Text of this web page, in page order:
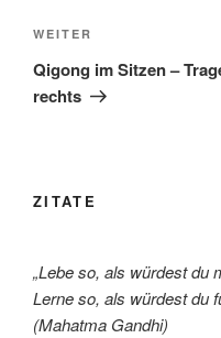
Nächster
Beitrag
WEITER
Qigong im Sitzen –
rechts
ZITATE
„Lebe so, als würdest du
Lerne so, als würdest du
(Mahatma Gandhi)